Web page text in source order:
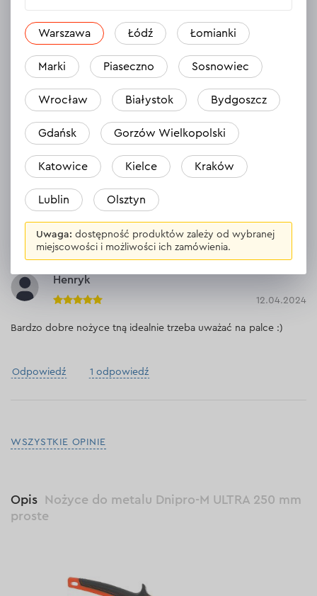
Odpowiedź 1 odpowiedź
Grzegorz
cięcia. Co do trwałości pozytywnej tej jakości to za wcześnie o
ocenę. Jak na tą chwilę nie ma się czego czepić.
Odpowiedź 1 odpowiedź
Henryk
12.04.2024
Bardzo dobre nożyce tną idealnie trzeba uważać na palce :)
Odpowiedź 1 odpowiedź
WSZYSTKIE OPINIE
Opis
Nożyce do metalu Dnipro-M ULTRA 250 mm
proste
Warszawa Łódź Łomianki
Marki Piaseczno Sosnowiec
Wrocław Białystok Bydgoszcz
Gdańsk Gorzów Wielkopolski
Katowice Kielce Kraków
Lublin Olsztyn
Uwaga: dostępność produktów zależy od wybranej
miejscowości i możliwości ich zamówienia.